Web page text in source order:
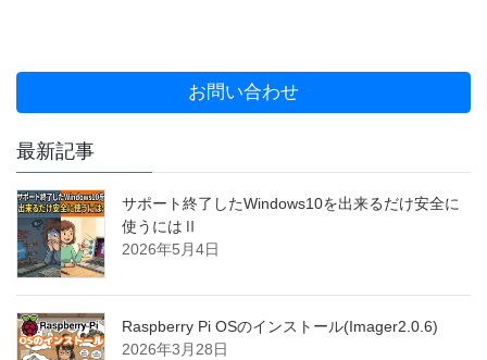
お問い合わせ
最新記事
サポート終了したWindows10を出来るだけ安全に
使うにはⅡ
2026年5月4日
Raspberry Pi OSのインストール(Imager2.0.6)
2026年3月28日